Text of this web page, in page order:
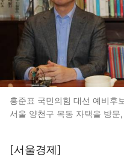
홍준표 국민의힘 대선 예비후
서울 양천구 목동 자택을 방
[서울경제]